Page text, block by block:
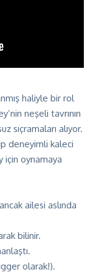
haliyle bir rol
neşeli tavrının
sıçramaları alıyor.
deneyimli kaleci
için oynamaya
ailesi aslında
bilinir.
olarak!).